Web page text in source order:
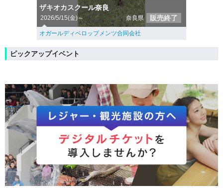
ザキオカスクール奈良
2026/5/15(金)～ 奈良県 販売終了
オガールディベロップメンツ合同会社
ピックアップイベント